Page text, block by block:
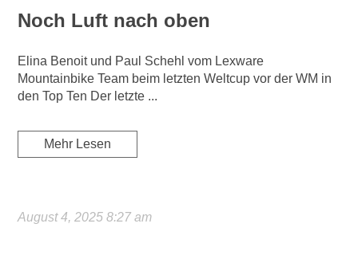
Noch Luft nach oben
Elina Benoit und Paul Schehl vom Lexware
Mountainbike Team beim letzten Weltcup vor der WM in
den Top Ten Der letzte ...
Mehr Lesen
August 4, 2025 8:27 am